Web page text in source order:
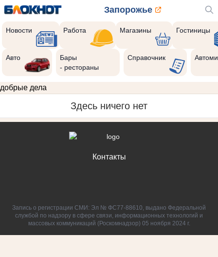
Запорожье
Новости Работа Магазины Гостиницы
Авто
Бары
- рестораны
Справочник
добрые дела
Здесь ничего нет
Контакты
Запись о регистрации СМИ: Эл № ФС77-88610, выдано Федеральной
службой по надзору в сфере связи, информационных технологий и
массовых коммуникаций (Роскомнадзор) 05 ноября 2024 г.